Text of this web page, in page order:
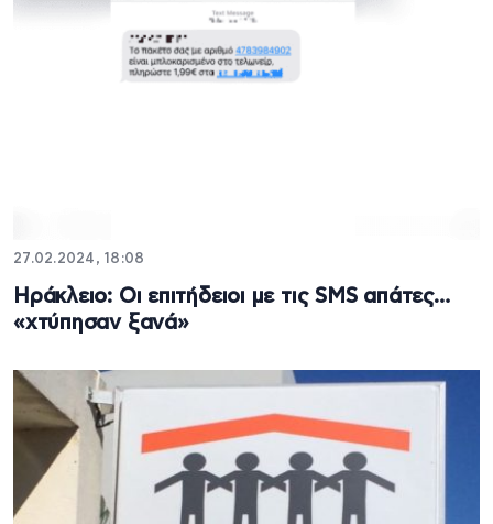
27.02.2024, 18:08
Ηράκλειο: Οι επιτήδειοι με τις SMS απάτες…
«χτύπησαν ξανά»